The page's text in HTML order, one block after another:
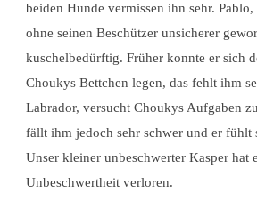
beiden Hunde vermissen ihn sehr.
ohne seinen Beschützer unsicherer
kuschelbedürftig. Früher konnte er sich
Choukys Bettchen legen, das fehlt ihm
Labrador, versucht Choukys Aufgaben
fällt ihm jedoch sehr schwer und er fühlt
Unser kleiner unbeschwerter Kasper hat
Unbeschwertheit verloren.